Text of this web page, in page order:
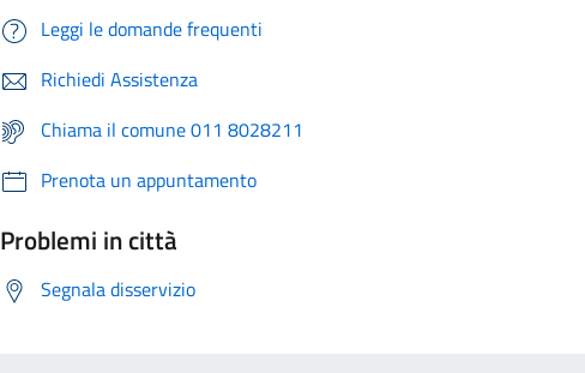
Leggi le domande frequenti
Richiedi Assistenza
Chiama il comune 011 8028211
Prenota un appuntamento
Problemi in città
Segnala disservizio